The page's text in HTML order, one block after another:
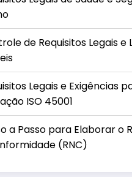
de Requisitos Legais e
Legais e Exigências
ISO 45001
a Passo para Elaborar o
(RNC)